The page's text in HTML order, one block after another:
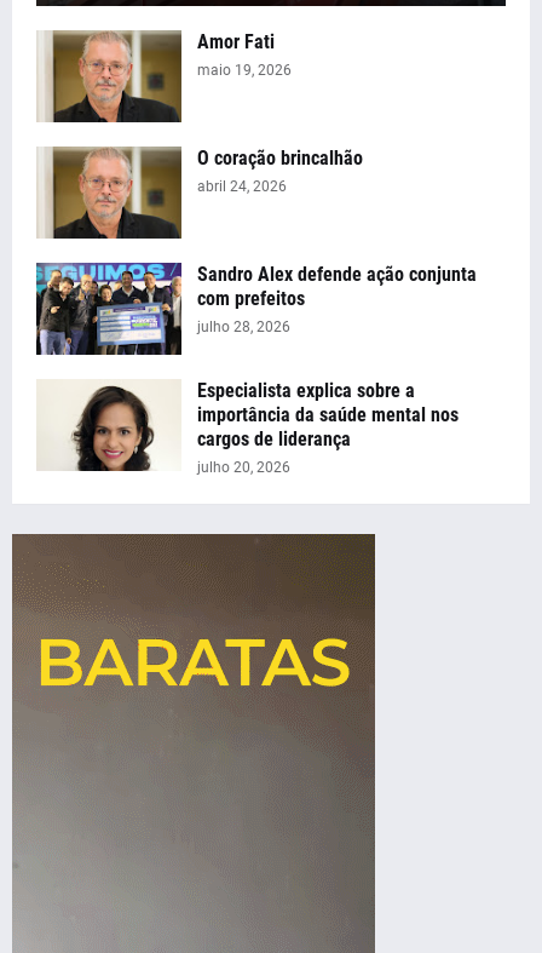
Amor Fati
maio 19, 2026
O coração brincalhão
abril 24, 2026
Sandro Alex defende ação conjunta
com prefeitos
julho 28, 2026
Especialista explica sobre a
importância da saúde mental nos
cargos de liderança
julho 20, 2026